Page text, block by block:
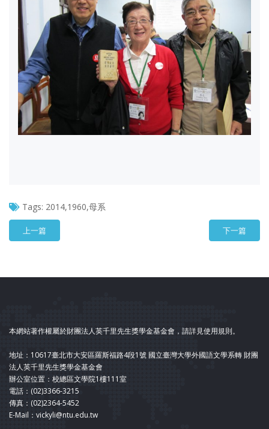
Tags: 2014,1960,母系
上一篇 下一篇
本網站著作權屬於財團法人英千里先生獎學金基金會，請詳見使用規則。
地址：10617臺北市大安區羅斯福路4段1號 國立臺灣大學外國語文學系轉 財團
法人英千里先生獎學金基金會
辦公室位置：校總區文學院1樓111室
電話：(02)3366-3215
傳真：(02)2364-5452
E-Mail：vickyli@ntu.edu.tw